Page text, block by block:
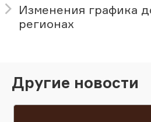
Изменения графика
регионах
Другие новости